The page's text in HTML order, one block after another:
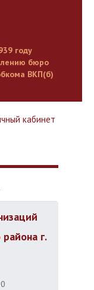
году
бюро
ВКП(б)
кабинет
г.